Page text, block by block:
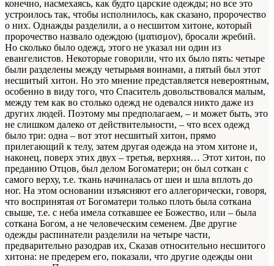
конечно, насмехаясь, как будто царские одежды; но все это
устроилось так, чтобы исполнилось, как сказано, пророчество
о них. Однажды разделили, а о несшитом хитоне, который
пророчество назвало одеждою (ιματισμον), бросали жребий.
Но сколько было одежд, этого не указал ни один из
евангелистов. Некоторые говорили, что их было пять: четыре
были разделены между четырьмя воинами, а пятый был этот
несшитый хитон. Но это мнение представляется невероятным,
особенно в виду того, что Спаситель довольствовался малым,
между тем как во столько одежд не одевался никто даже из
других людей. Поэтому мы предполагаем, – и может быть, это
не слишком далеко от действительности, – что всех одежд
было три: одна – вот этот несшитый хитон, прямо
прилегающий к телу, затем другая одежда на этом хитоне и,
наконец, поверх этих двух – третья, верхняя… Этот хитон, по
преданию Отцов, был делом Богоматери; он был соткан с
самого верху, т.е. ткань начиналась от шеи и шла вплоть до
ног. На этом основании изъясняют его аллегорически, говоря,
что воспринятая от Богоматери только плоть была соткана
свыше, т.е. с неба имела соткавшее ее Божество, или – была
соткана Богом, а не человеческим семенем. Две другие
одежды распинатели разделили на четыре части,
предварительно разодрав их, Сказав относительно несшитого
хитона: не предерем его, показали, что другие одежды они